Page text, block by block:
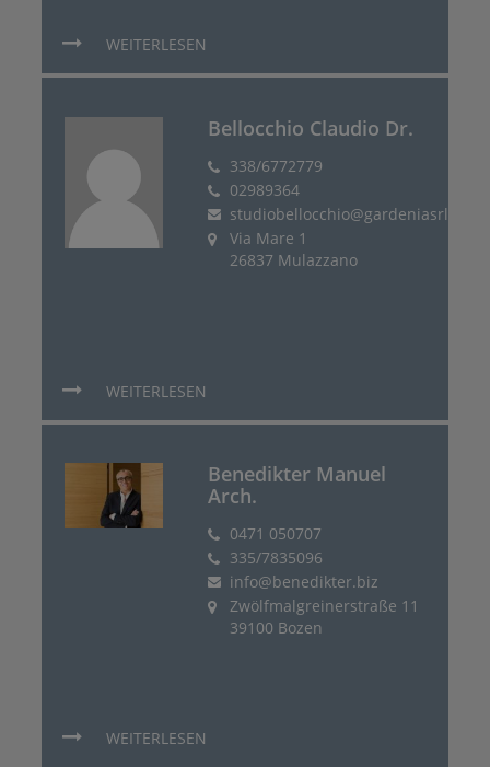
WEITERLESEN
Bellocchio Claudio Dr.
338/6772779
02989364
studiobellocchio@gardeniasrl.com
Via Mare 1
26837 Mulazzano
WEITERLESEN
Benedikter Manuel
Arch.
0471 050707
335/7835096
info@benedikter.biz
Zwölfmalgreinerstraße 11
39100 Bozen
WEITERLESEN